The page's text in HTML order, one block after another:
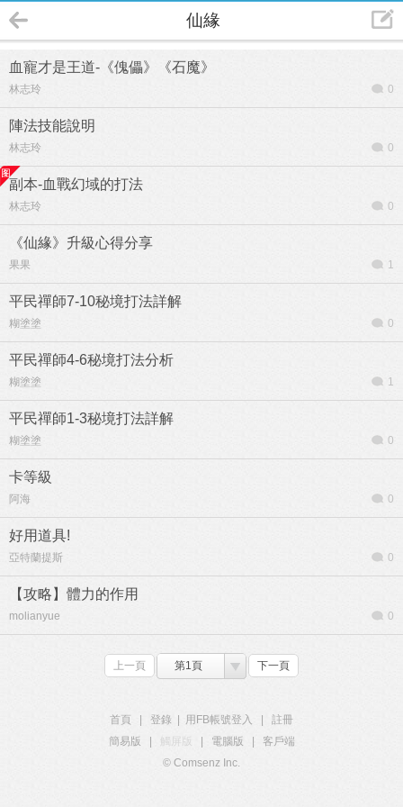
仙緣
血寵才是王道-《傀儡》《石魔》
林志玲 0
陣法技能說明
林志玲 0
副本-血戰幻域的打法
林志玲 0
《仙緣》升級心得分享
果果 1
平民禪師7-10秘境打法詳解
糊塗塗 0
平民禪師4-6秘境打法分析
糊塗塗 1
平民禪師1-3秘境打法詳解
糊塗塗 0
卡等級
阿海 0
好用道具!
亞特蘭提斯 0
【攻略】體力的作用
molianyue 0
上一頁 第1頁 下一頁
首頁 登錄 用FB帳號登入
註冊
簡易版
觸屏版 電腦版
客戶端
© Comsenz Inc.